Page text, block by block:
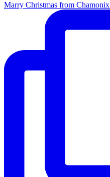
Marry Christmas from